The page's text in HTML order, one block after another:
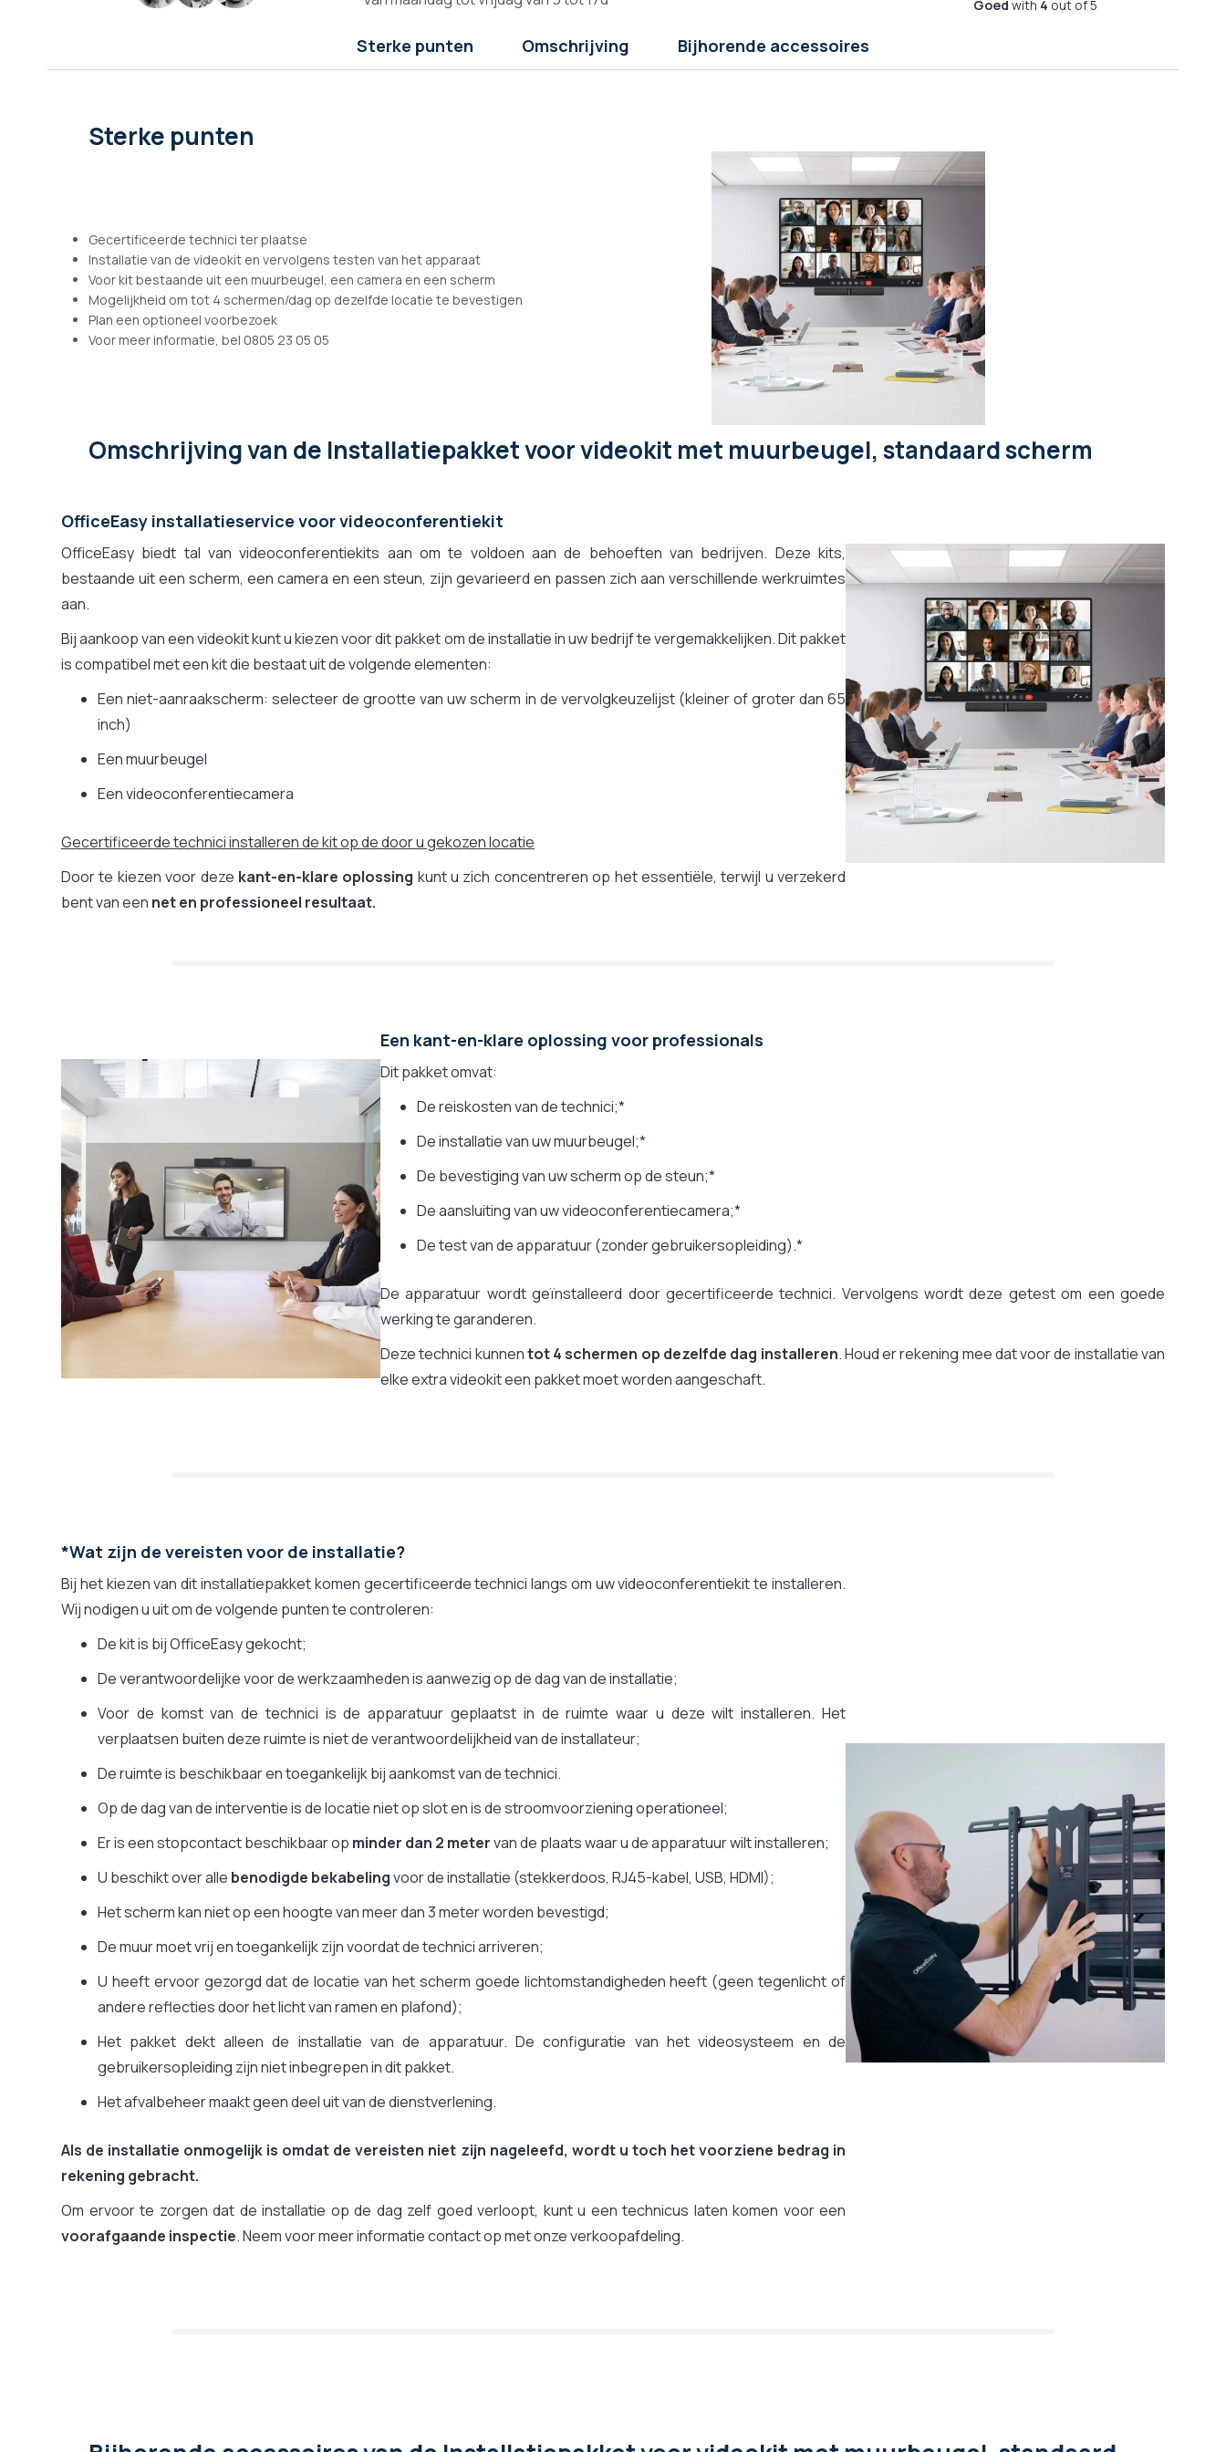
Goed with 4 out of 5
Sterke punten Omschrijving Bijhorende accessoires
Sterke punten
Gecertificeerde technici ter plaatse
Installatie van de videokit en vervolgens testen van het apparaat
Voor kit bestaande uit een muurbeugel, een camera en een scherm
Mogelijkheid om tot 4 schermen/dag op dezelfde locatie te bevestigen
Plan een optioneel voorbezoek
Voor meer informatie, bel 0805 23 05 05
Omschrijvingvan de Installatiepakket voor videokit met muurbeugel, standaard scherm
OfficeEasy installatieservice voor videoconferentiekit
OfficeEasy biedt tal van videoconferentiekits aan om te voldoen aan de behoeften van bedrijven. Deze kits,
bestaande uit een scherm, een camera en een steun, zijn gevarieerd en passen zich aan verschillende werkruimtes
aan.
Bij aankoop van een videokit kunt u kiezen voor dit pakket om de installatie in uw bedrijf te vergemakkelijken. Dit pakket
is compatibel met een kit die bestaat uit de volgende elementen:
Een niet-aanraakscherm: selecteer de grootte van uw scherm in de vervolgkeuzelijst (kleiner of groter dan 65
inch)
Een muurbeugel
Een videoconferentiecamera
Gecertificeerde technici installeren de kit op de door u gekozen locatie
Door te kiezen voor deze kant-en-klare oplossing kunt u zich concentreren op het essentiële, terwijl u verzekerd
bent van een net en professioneel resultaat.
Een kant-en-klare oplossing voor professionals
Dit pakket omvat:
De reiskosten van de technici;*
De installatie van uw muurbeugel;*
De bevestiging van uw scherm op de steun;*
De aansluiting van uw videoconferentiecamera;*
De test van de apparatuur (zonder gebruikersopleiding).*
De apparatuur wordt geïnstalleerd door gecertificeerde technici. Vervolgens wordt deze getest om een goede
werking te garanderen.
Deze technici kunnentot 4 schermen op dezelfde dag installeren. Houd er rekening mee dat voor de installatie van
elke extra videokit een pakket moet worden aangeschaft.
*Wat zijn de vereisten voor de installatie?
Bij het kiezen van dit installatiepakket komen gecertificeerde technici langs om uw videoconferentiekit te installeren.
Wij nodigen u uit om de volgende punten te controleren:
De kit is bij OfficeEasy gekocht;
De verantwoordelijke voor de werkzaamheden is aanwezig op de dag van de installatie;
Voor de komst van de technici is de apparatuur geplaatst in de ruimte waar u deze wilt installeren. Het
verplaatsen buiten deze ruimte is niet de verantwoordelijkheid van de installateur;
De ruimte is beschikbaar en toegankelijk bij aankomst van de technici.
Op de dag van de interventie is de locatie niet op slot en is de stroomvoorziening operationeel;
Er is een stopcontact beschikbaar op minder dan 2 metervan de plaats waar u de apparatuur wilt installeren;
U beschikt over alle benodigde bekabelingvoor de installatie (stekkerdoos, RJ45-kabel, USB, HDMI);
Het scherm kan niet op een hoogte van meer dan 3 meter worden bevestigd;
De muur moet vrij en toegankelijk zijn voordat de technici arriveren;
U heeft ervoor gezorgd dat de locatie van het scherm goede lichtomstandigheden heeft (geen tegenlicht of
andere reflecties door het licht van ramen en plafond);
Het pakket dekt alleen de installatie van de apparatuur. De configuratie van het videosysteem en de
gebruikersopleiding zijn niet inbegrepen in dit pakket.
Het afvalbeheer maakt geen deel uit van de dienstverlening.
Als de installatie onmogelijk is omdat de vereisten niet zijn nageleefd, wordt u toch het voorziene bedrag in
rekening gebracht.
Om ervoor te zorgen dat de installatie op de dag zelf goed verloopt, kunt u een technicus laten komen voor een
voorafgaande inspectie. Neem voor meer informatie contact op met onze verkoopafdeling.